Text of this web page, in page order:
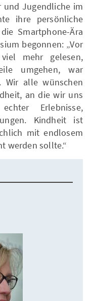
und Jugendliche im
ihre persönliche
Smartphone-Ära
begonnen: „Vor
mehr gelesen,
umgehen, war
Wir alle wünschen
an die wir uns
Erlebnisse,
Kindheit ist
mit endlosem
werden sollte.“